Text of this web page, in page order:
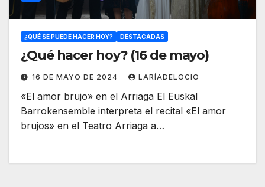
¿QUÉ SE PUEDE HACER HOY? DESTACADAS
¿Qué hacer hoy? (16 de mayo)
16 DE MAYO DE 2024 LARÍADELOCIO
«El amor brujo» en el Arriaga El Euskal
Barrokensemble interpreta el recital «El amor
brujos» en el Teatro Arriaga a…